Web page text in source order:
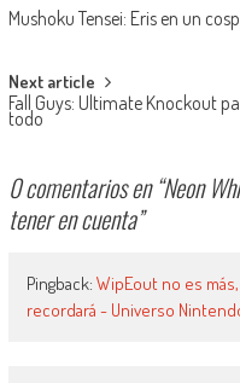
Mushoku Tensei: Eris en un
Next article
Fall Guys: Ultimate Knockout
todo
0 comentarios en “Neon
tener en cuenta”
Pingback: WipEout no es
recordará - Universo